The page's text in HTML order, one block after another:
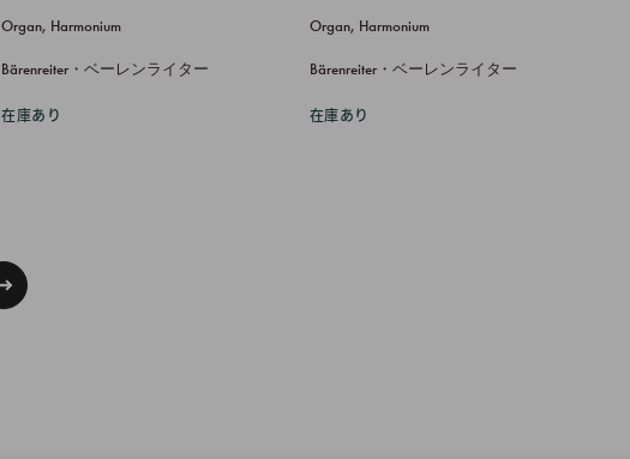
価
格
Organ, Harmonium
Bärenreiter・ベーレンライター
在庫あり
価
格
Organ, Harmonium
Bärenreiter・ベーレンライター
在庫あり